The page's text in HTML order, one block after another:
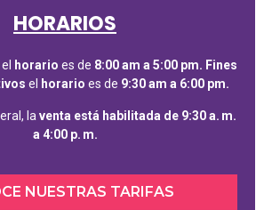
HORARIOS
el horario es de 8:00 am a 5:00 pm. Fines
el horario es de 9:30 am a 6:00 pm.
la venta está habilitada de 9:30 a. m.
a 4:00 p. m.
NUESTRAS TARIFAS